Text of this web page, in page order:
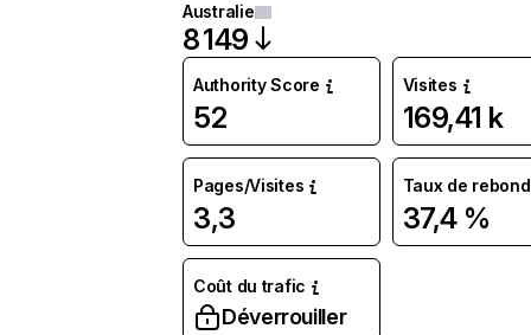
Australie
8 149
Authority Score
52
Visites
169,41 k
Pages/Visites
3,3
Taux de rebond
37,4 %
Coût du trafic
Déverrouiller